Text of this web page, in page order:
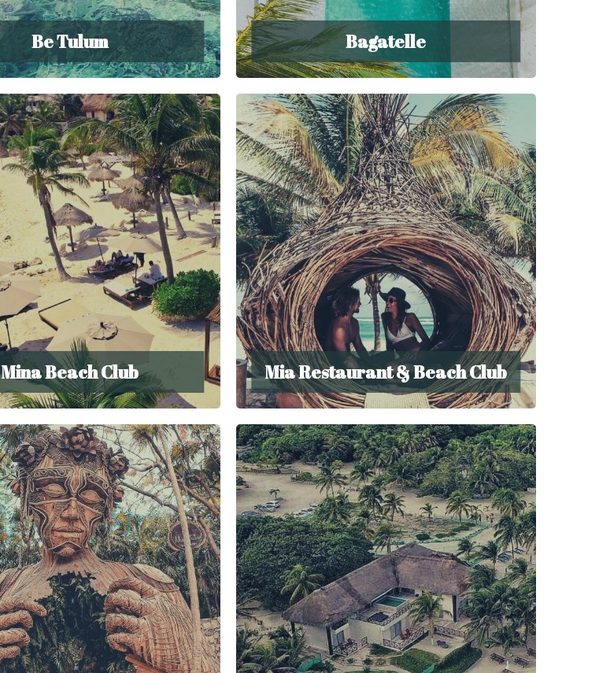
Be Tulum Bagatelle
Mina Beach Club Mia Restaurant & Beach Club